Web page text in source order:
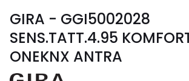
GIRA - GGI5002028
SENS.TATT.4.95
ONEKNX ANTRA